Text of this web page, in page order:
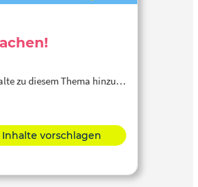
zu diesem Thema hinzu…
Inhalte vorschlagen